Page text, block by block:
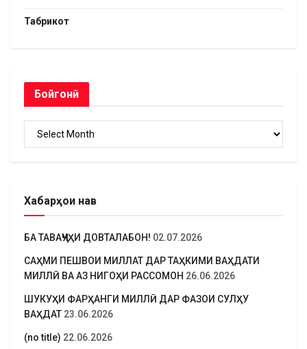
Табрикот
Бойгонӣ
Хабарҳои нав
БА ТАВАҶҶУҲИ ДОВТАЛАБОН! 02.07.2026
САҲМИ ПЕШВОИ МИЛЛАТ ДАР ТАҲКИМИ ВАҲДАТИ
МИЛЛӢ ВА АЗ НИГОҲИ РАССОМОН 26.06.2026
ШУКУҲИ ФАРҲАНГИ МИЛЛӢ ДАР ФАЗОИ СУЛҲУ
ВАҲДАТ 23.06.2026
(no title) 22.06.2026